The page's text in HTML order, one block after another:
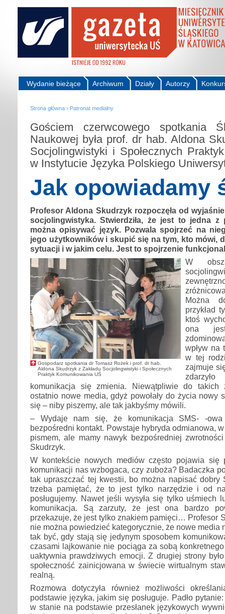
Autorzy
Działy
Archiwum
Wydanie bieżące
Strona główna › Patronat medialny
Gościem czerwcowego spotkania
Naukowej była prof. dr hab. Aldona
Socjolingwistyki i Społecznych
w Instytucie Języka Polskiego
Jak opowiadamy
Profesor Aldona Skudrzyk rozpoczęła od
socjolingwistyka. Stwierdziła, że jest to jedna z
można opisywać język. Pozwala spojrzeć na
jego użytkowników i skupić się na tym, kto mówi,
sytuacji i w jakim celu. Jest to spojrzenie
Gospodarz spotkania dr Tomasz Rożek i prof. dr hab.
Aldona Skudrzyk z Zakładu Socjolingwistyki i Społecznych
Praktyk Komunikowania UŚ
W
Można
przykład
ktoś
ona
wpływ na
w tej
zajmuje
komunikacja się zmienia. Niewątpliwie do takich
ostatnio nowe media, gdyż powołały do życia nowy
się – niby piszemy, ale tak jakbyśmy mówili.
– Wydaje nam się, że komunikacja SMS- -
bezpośredni kontakt. Powstaje hybryda odmianowa,
pismem, ale mamy nawyk bezpośredniej zwrotności
Skudrzyk.
W kontekście nowych mediów często pojawia się
komunikacji nas wzbogaca, czy zuboża? Badaczka
tak upraszczać tej kwestii, bo można napisać dobry
trzeba pamiętać, że to jest tylko narzędzie i od
posługujemy. Nawet jeśli wysyła się tylko uśmiech
komunikacja. Są zarzuty, że jest ona bardzo
przekazuje, że jest tylko znakiem pamięci… Profesor
nie można powiedzieć kategorycznie, że nowe media
tak być, gdy stają się jedynym sposobem
czasami lajkowanie nie pociąga za sobą
uaktywnia prawdziwych emocji. Z drugiej strony
społeczność zainicjowana w świecie wirtualnym
realną.
Rozmowa dotyczyła również możliwości
podstawie języka, jakim się posługuje. Padło
w stanie na podstawie przesłanek językowych